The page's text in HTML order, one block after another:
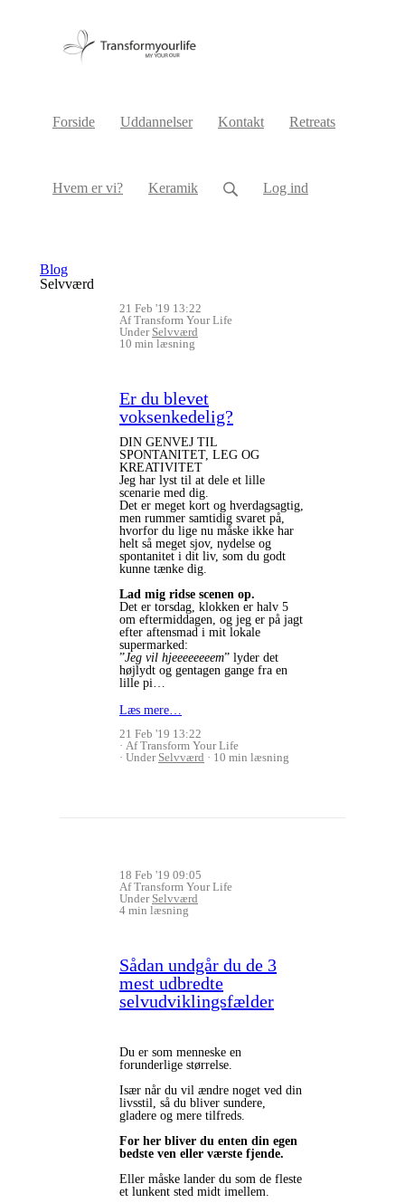
Forside Uddannelser Kontakt Retreats
Hvem er vi? Keramik Log ind
Blog
Selvværd
21 Feb '19 13:22
Af Transform Your Life
Under Selvværd
10 min læsning
Er du blevet
voksenkedelig?
DIN GENVEJ TIL
SPONTANITET, LEG OG
KREATIVITET
Jeg har lyst til at dele et lille
scenarie med dig.
Det er meget kort og hverdagsagtig,
men rummer samtidig svaret på,
hvorfor du lige nu måske ikke har
helt så meget sjov, nydelse og
spontanitet i dit liv, som du godt
kunne tænke dig.
Lad mig ridse scenen op.
Det er torsdag, klokken er halv 5
om eftermiddagen, og jeg er på jagt
efter aftensmad i mit lokale
supermarked:
”Jeg vil hjeeeeeeeem” lyder det
højlydt og gentagen gange fra en
lille pi…
Læs mere…
21 Feb '19 13:22
Af Transform Your Life
Under Selvværd 10 min læsning
18 Feb '19 09:05
Af Transform Your Life
Under Selvværd
4 min læsning
Sådan undgår du de 3
mest udbredte
selvudviklingsfælder
Du er som menneske en
forunderlige størrelse.
Især når du vil ændre noget ved din
livsstil, så du bliver sundere,
gladere og mere tilfreds.
For her bliver du enten din egen
bedste ven eller værste fjende.
Eller måske lander du som de fleste
et lunkent sted midt imellem.